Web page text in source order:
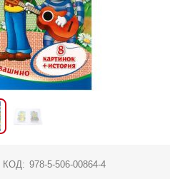
КОД: 978-5-506-00864-4